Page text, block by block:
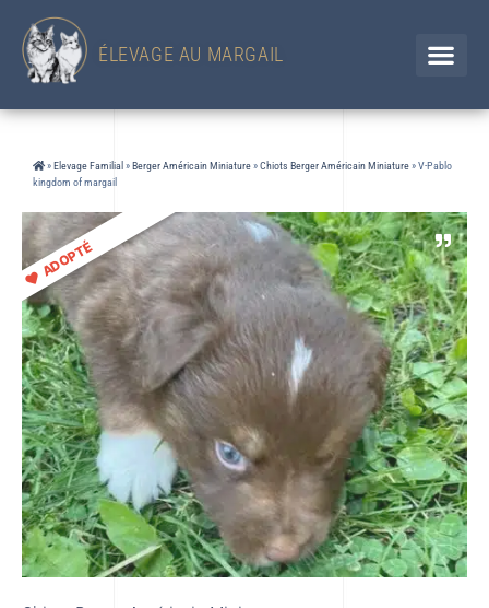
ÉLEVAGE AU MARGAIL
» Elevage Familial » Berger Américain Miniature»Chiots Berger Américain Miniature»V-Pablo
kingdom of margail
ADOPTÉ